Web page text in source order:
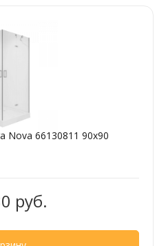
Nova 66130811 90х90
руб.